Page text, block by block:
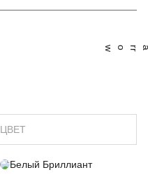
ЦВЕТ
Белый Бриллиант